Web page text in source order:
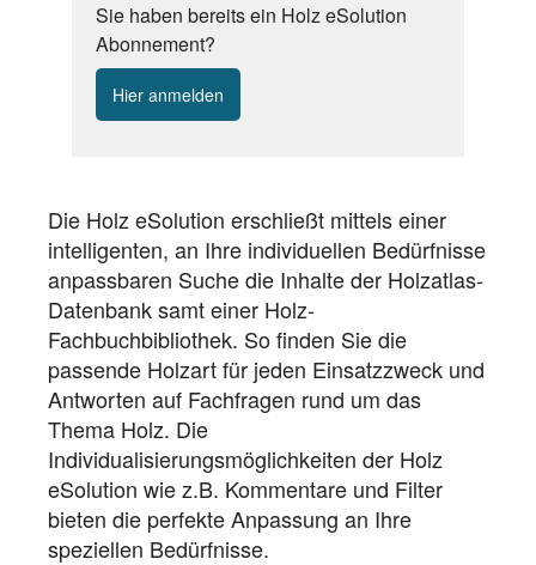
Sie haben bereits ein Holz eSolution
Abonnement?
Hier anmelden
Die Holz eSolution erschließt mittels einer
intelligenten, an Ihre individuellen Bedürfnisse
anpassbaren Suche die Inhalte der Holzatlas-
Datenbank samt einer Holz-
Fachbuchbibliothek. So finden Sie die
passende Holzart für jeden Einsatzzweck und
Antworten auf Fachfragen rund um das
Thema Holz. Die
Individualisierungsmöglichkeiten der Holz
eSolution wie z.B. Kommentare und Filter
bieten die perfekte Anpassung an Ihre
speziellen Bedürfnisse.